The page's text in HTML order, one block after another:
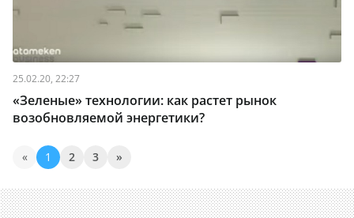
25.02.20, 22:27
«Зеленые» технологии: как растет рынок
возобновляемой энергетики?
« 1 2 3 »